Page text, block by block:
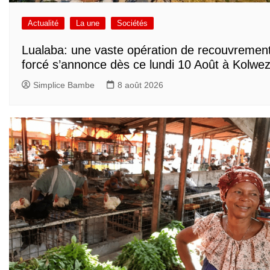
Actualité La une Sociétés
Lualaba: une vaste opération de
forcé s’annonce dès ce lundi 10 Août à
Simplice Bambe 8 août 2026